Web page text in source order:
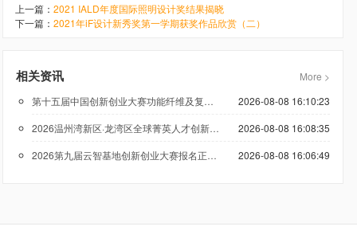
上一篇： 2021 IALD年度国际照明设计奖结果揭晓
下一篇： 2021年iF设计新秀奖第一学期获奖作品欣赏（二）
相关资讯
More >
第十五届中国创新创业大赛功能纤维及复合材料专业赛报名火热进行中
2026-08-08 16:10:23
2026温州湾新区·龙湾区全球菁英人才创新创业大赛报名启动
2026-08-08 16:08:35
2026第九届云智基地创新创业大赛报名正式启动！欢迎优质项目报名
2026-08-08 16:06:49